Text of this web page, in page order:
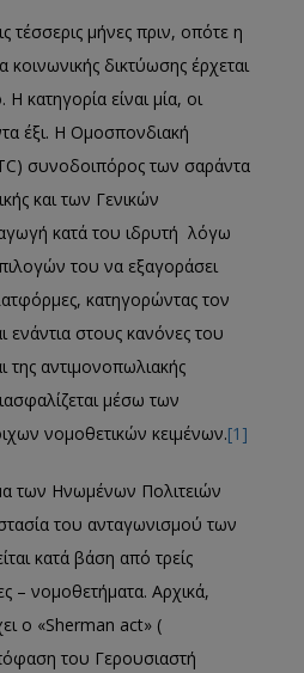
τέσσερις μήνες πριν, οπότε η
δικτύωσης έρχεται
κατηγορία είναι μία, οι
έξι. Η Ομοσπονδιακή
συνοδοιπόρος των σαράντα
και των Γενικών
κατά του ιδρυτή λόγω
του να εξαγοράσει
κατηγορώντας τον
ενάντια στους κανόνες του
της αντιμονοπωλιακής
μέσω των
νομοθετικών κειμένων.[1]
των Ηνωμένων Πολιτειών
του ανταγωνισμού των
κατά βάση από τρείς
– νομοθετήματα. Αρχικά,
o «Sherman act» (
του Γερουσιαστή